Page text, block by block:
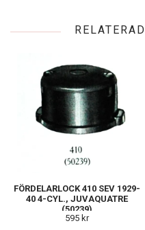
FÖRDELARLOCK 410 SEV 1929-
40 4-CYL., JUVAQUATRE
(50239)
595 kr